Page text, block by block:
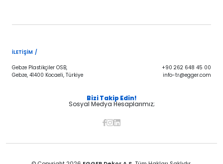
İLETIŞIM /
Gebze Plastikçiler OSB,
Gebze, 41400 Kocaeli, Türkiye
+90 262 648 45 00
info-tr@egger.com
Bizi Takip Edin!
Sosyal Medya Hesaplarımız;